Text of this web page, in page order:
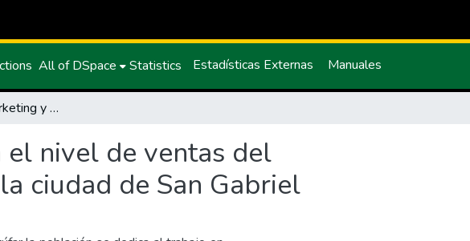
All of DSpace Statistics Estadísticas Externas Manuales
La gestión del marketing y su relación con el nivel de ventas del mercado Central Jesús del Gran Poder de la ciudad de San Gabriel
nivel de ventas del
ciudad de San Gabriel